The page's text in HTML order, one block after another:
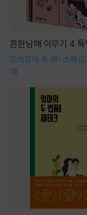
흔한남매 이무기 4
오싹함이 두 배! 스페
께